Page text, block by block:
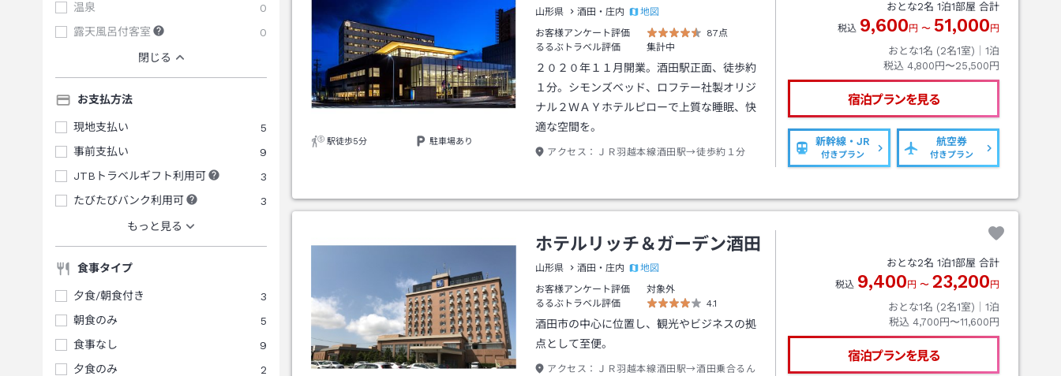
温泉
0
露天風呂付客室
0
閉じる
お支払方法
現地支払い
5
事前支払い
9
JTBトラベルギフト利用可
3
たびたびバンク利用可
3
もっと見る
食事タイプ
夕食/朝食付き
3
朝食のみ
5
食事なし
9
夕食のみ
2
駅徒歩5分 駐車場あり
山形県 酒田・庄内
地図
お客様アンケート評価
87点
るるぶトラベル評価
集計中
２０２０年１１月開業。酒田駅正面、徒歩約
１分。シモンズベッド、ロフテー社製オリジ
ナル２ＷＡＹホテルピローで上質な睡眠、快
適な空間を。
アクセス： ＪＲ羽越本線酒田駅→徒歩約１分
おとな2名 1泊1部屋 合計
税込 9,600 円 〜 51,000 円
おとな1名 (2名1室)｜ 1泊
税込 4,800円〜25,500円
宿泊プランを見る
新幹線・JR
付きプラン
航空券
付きプラン
ホテルリッチ＆ガーデン酒田
山形県 酒田・庄内
地図
お客様アンケート評価
対象外
るるぶトラベル評価
4.1
酒田市の中心に位置し、観光やビジネスの拠
点として至便。
アクセス：
ＪＲ羽越本線酒田駅→酒田乗合るん
おとな2名 1泊1部屋 合計
税込 9,400 円 〜 23,200 円
おとな1名 (2名1室)｜ 1泊
税込 4,700円〜11,600円
宿泊プランを見る